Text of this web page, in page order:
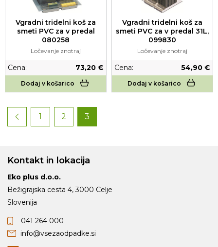
Vgradni tridelni koš za
smeti PVC za v predal
080258
Ločevanje znotraj
Cena: 73,20 €
Dodaj v košarico
Vgradni tridelni koš za
smeti PVC za v predal 31L,
099830
Ločevanje znotraj
Cena: 54,90 €
Dodaj v košarico
1 2 3
Kontakt in lokacija
Eko plus d.o.o.
Bežigrajska cesta 4, 3000 Celje
Slovenija
041 264 000
info@vsezaodpadke.si